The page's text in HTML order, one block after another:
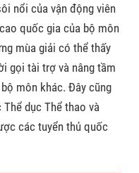
nổi của vận động viên
quốc gia của bộ môn
mùa giải có thể thấy
gọi tài trợ và nâng tầm
môn khác. Đây cũng
dục Thể thao và
các tuyển thủ quốc